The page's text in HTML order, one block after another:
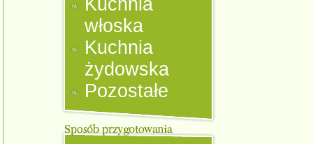
Kuchnia
włoska
Kuchnia
żydowska
Pozostałe